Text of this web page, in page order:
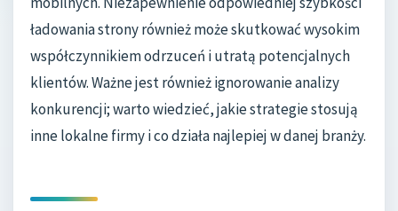
ładowania strony również może skutkować wysokim
współczynnikiem odrzuceń i utratą potencjalnych
klientów. Ważne jest również ignorowanie analizy
konkurencji; warto wiedzieć, jakie strategie stosują
inne lokalne firmy i co działa najlepiej w danej branży.